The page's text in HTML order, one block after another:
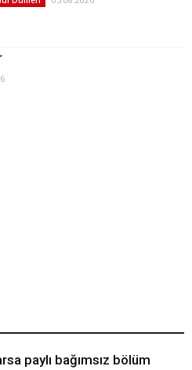
paylı bağımsız bölüm